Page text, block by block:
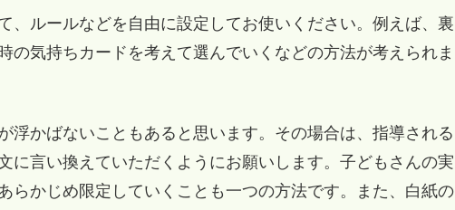
ルールなどを自由に設定してお使いください。例えば、裏
の気持ちカードを考えて選んでいくなどの方法が考えられま
かばないこともあると思います。その場合は、指導される
に言い換えていただくようにお願いします。子どもさんの実
らかじめ限定していくことも一つの方法です。また、白紙の